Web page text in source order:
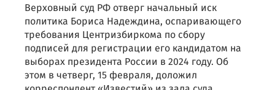
Верховный суд РФ отверг начальный иск
политика Бориса Надеждина, оспаривающего
требования Центризбиркома по сбору
подписей для регистрации его кандидатом на
выборах президента России в 2024 году. Об
этом в четверг, 15 февраля, доложил